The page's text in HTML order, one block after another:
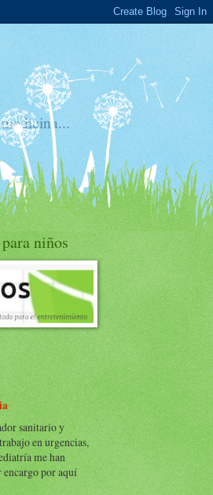
niños
sanitario y
en urgencias,
me han
por aquí